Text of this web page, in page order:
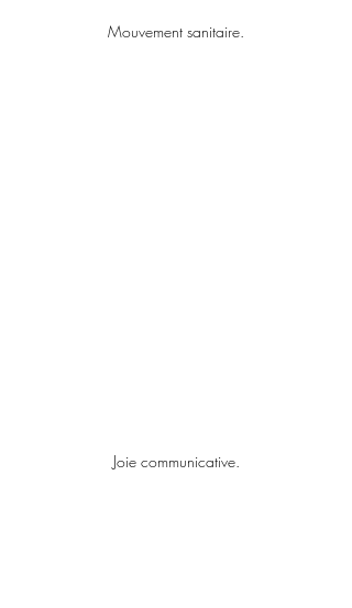
Mouvement sanitaire.
Joie communicative.